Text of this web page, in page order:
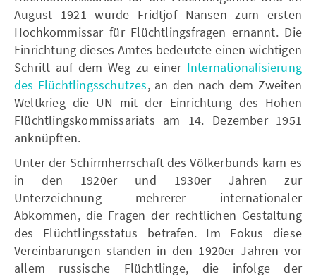
August 1921 wurde Fridtjof Nansen zum ersten
Hochkommissar für Flüchtlingsfragen ernannt. Die
Einrichtung dieses Amtes bedeutete einen wichtigen
Schritt auf dem Weg zu einer Internationalisierung
des Flüchtlingsschutzes, an den nach dem Zweiten
Weltkrieg die UN mit der Einrichtung des Hohen
Flüchtlingskommissariats am 14. Dezember 1951
anknüpften.
Unter der Schirmherrschaft des Völkerbunds kam es
in den 1920er und 1930er Jahren zur
Unterzeichnung mehrerer internationaler
Abkommen, die Fragen der rechtlichen Gestaltung
des Flüchtlingsstatus betrafen. Im Fokus diese
Vereinbarungen standen in den 1920er Jahren vor
allem russische Flüchtlinge, die infolge der